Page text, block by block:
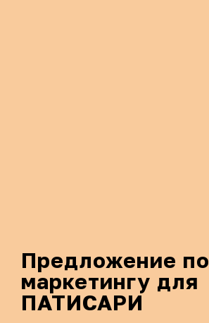
Предложение по
маркетингу для
ПАТИСАРИ